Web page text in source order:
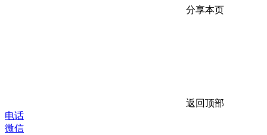
分享本页
返回顶部
电话
微信